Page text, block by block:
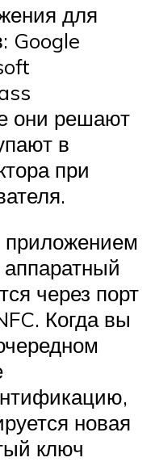
для
Google
они решают
в
при
через порт
Когда вы
новая
ключ